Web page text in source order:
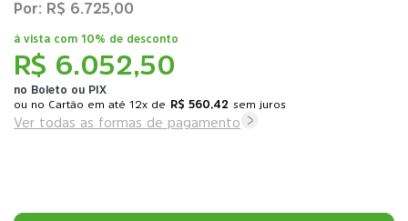
R$ 6.052,50
no Boleto ou PIX
à vista com 10% de desconto
R$ 6.725,00
ou 12x de R$ 560,42 sem juros
Ver todas as formas de pagamento